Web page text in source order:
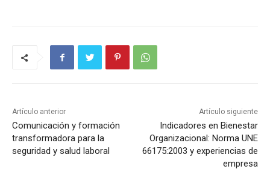
Artículo anterior
Comunicación y formación
transformadora para la
seguridad y salud laboral
Artículo siguiente
Indicadores en Bienestar
Organizacional: Norma UNE
66175:2003 y experiencias de
empresa